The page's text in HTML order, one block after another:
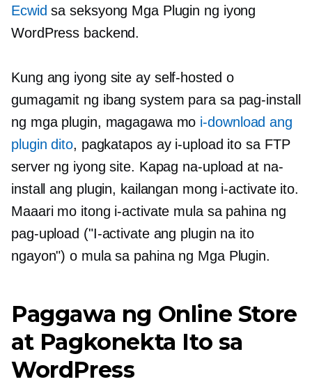
Ecwid sa seksyong Mga Plugin ng iyong
WordPress backend.
Kung ang iyong site ay self-hosted o
gumagamit ng ibang system para sa pag-install
ng mga plugin, magagawa mo i-download ang
plugin dito, pagkatapos ay i-upload ito sa FTP
server ng iyong site. Kapag na-upload at na-
install ang plugin, kailangan mong i-activate ito.
Maaari mo itong i-activate mula sa pahina ng
pag-upload ("I-activate ang plugin na ito
ngayon") o mula sa pahina ng Mga Plugin.
Paggawa ng Online Store
at Pagkonekta Ito sa
WordPress